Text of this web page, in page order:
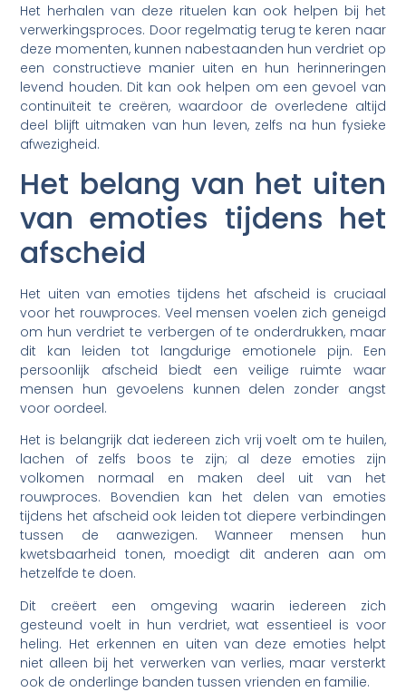
Het herhalen van deze rituelen kan ook helpen bij het
verwerkingsproces. Door regelmatig terug te keren naar
deze momenten, kunnen nabestaanden hun verdriet op
een constructieve manier uiten en hun herinneringen
levend houden. Dit kan ook helpen om een gevoel van
continuïteit te creëren, waardoor de overledene altijd
deel blijft uitmaken van hun leven, zelfs na hun fysieke
afwezigheid.
Het belang van het uiten
van emoties tijdens het
afscheid
Het uiten van emoties tijdens het afscheid is cruciaal
voor het rouwproces. Veel mensen voelen zich geneigd
om hun verdriet te verbergen of te onderdrukken, maar
dit kan leiden tot langdurige emotionele pijn. Een
persoonlijk afscheid biedt een veilige ruimte waar
mensen hun gevoelens kunnen delen zonder angst
voor oordeel.
Het is belangrijk dat iedereen zich vrij voelt om te huilen,
lachen of zelfs boos te zijn; al deze emoties zijn
volkomen normaal en maken deel uit van het
rouwproces. Bovendien kan het delen van emoties
tijdens het afscheid ook leiden tot diepere verbindingen
tussen de aanwezigen. Wanneer mensen hun
kwetsbaarheid tonen, moedigt dit anderen aan om
hetzelfde te doen.
Dit creëert een omgeving waarin iedereen zich
gesteund voelt in hun verdriet, wat essentieel is voor
heling. Het erkennen en uiten van deze emoties helpt
niet alleen bij het verwerken van verlies, maar versterkt
ook de onderlinge banden tussen vrienden en familie.